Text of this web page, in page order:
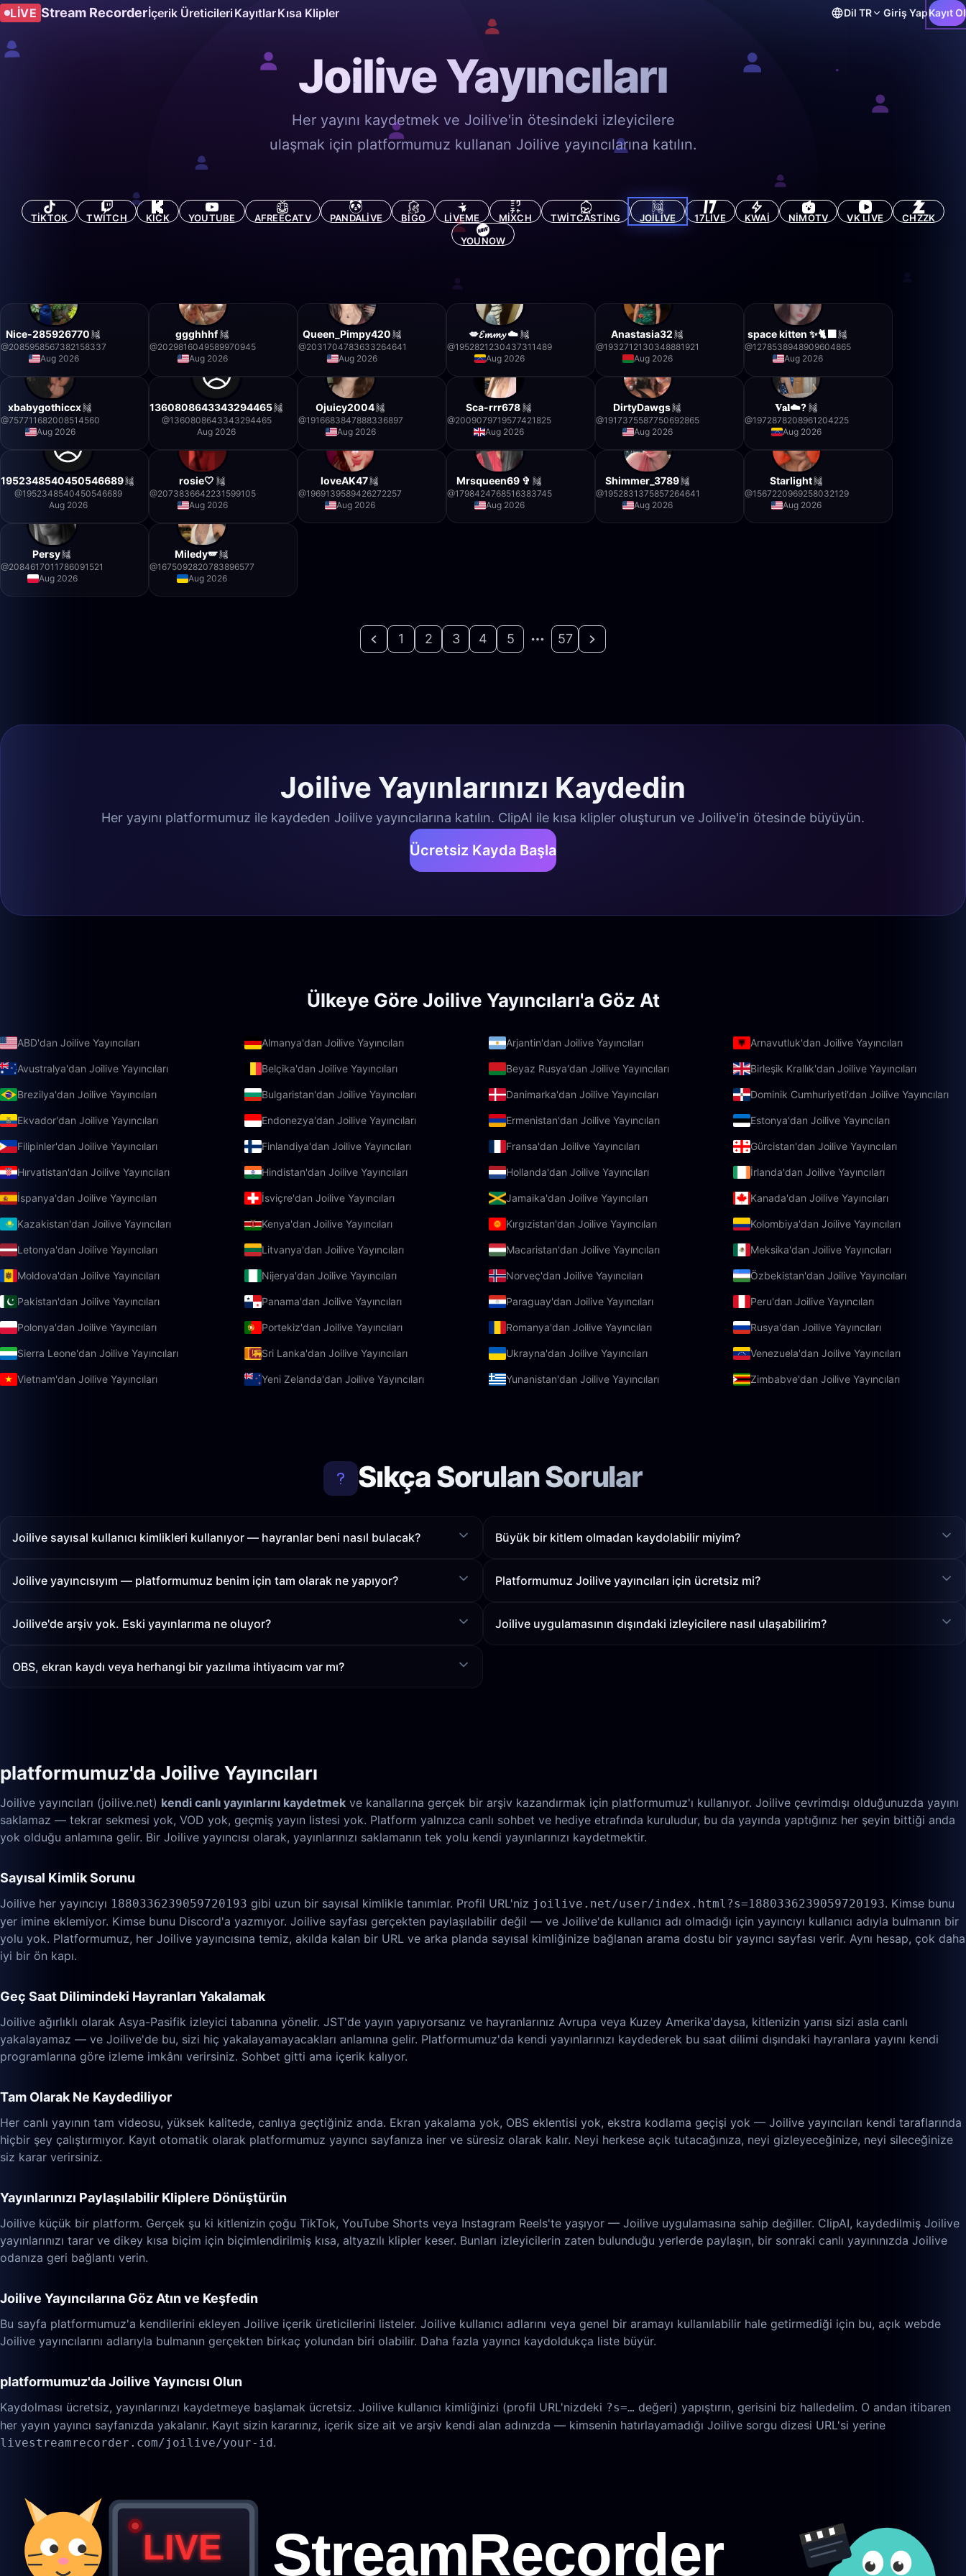
LIVE Stream Recorderİçerik Üreticileri KayıtlarKısa Klipler Dil TR Giriş YapKayıt Ol
Joilive Yayıncıları
Her yayını kaydetmek ve Joilive'in ötesindeki izleyicilere
ulaşmak için platformumuz kullanan Joilive yayıncılarına katılın.
TIKTOK TWITCH KICK YOUTUBE AFREECATV PANDALIVE BIGO LIVEME MIXCH TWITCASTING JOILIVE 17LIVE KWAI NIMOTV VK LIVE
CHZZK
YOUNOW
Nice-285926770
@2085958567382158337
Aug 2026
ggghhhf
@2029816049589970945
Aug 2026
Queen_Pimpy420
@2031704783633264641
Aug 2026
💋𝓔𝓶𝓶𝔂 ☁️
@1952821230437311489
Aug 2026
Anastasia32
@1932712130348881921
Aug 2026
space kitten ✨🐈‍⬛
@1278538948909604865
Aug 2026
xbabygothiccx
@757711682008514560
Aug 2026
1360808643343294465
@1360808643343294465
Aug 2026
Ojuicy2004
@1916683847888336897
Aug 2026
Sca-rrr678
@2009079719577421825
Aug 2026
DirtyDawgs
@1917375587750692865
Aug 2026
𝐕𝐚𝐥☁️?
@1972878208961204225
Aug 2026
1952348540450546689
@1952348540450546689
Aug 2026
rosie🤍
@2073836642231599105
Aug 2026
loveAK47
@1969139589426272257
Aug 2026
Mrsqueen69 ✞
@1798424768516383745
Aug 2026
Shimmer_3789
@1952831375857264641
Aug 2026
Starlight
@1567220969258032129
Aug 2026
Persy
@2084617011786091521
Aug 2026
Miledy🪽
@1675092820783896577
Aug 2026
1 2 3 4 5 57
Joilive Yayınlarınızı Kaydedin
Her yayını platformumuz ile kaydeden Joilive yayıncılarına katılın. ClipAI ile kısa klipler oluşturun ve Joilive'in ötesinde büyüyün.
Ücretsiz Kayda Başla
Ülkeye Göre Joilive Yayıncıları'a Göz At
ABD'dan Joilive Yayıncıları Almanya'dan Joilive Yayıncıları Arjantin'dan Joilive Yayıncıları Arnavutluk'dan Joilive Yayıncıları
Avustralya'dan Joilive Yayıncıları Belçika'dan Joilive Yayıncıları Beyaz Rusya'dan Joilive Yayıncıları Birleşik Krallık'dan Joilive Yayıncıları
Brezilya'dan Joilive Yayıncıları Bulgaristan'dan Joilive Yayıncıları Danimarka'dan Joilive Yayıncıları Dominik Cumhuriyeti'dan Joilive Yayıncıları
Ekvador'dan Joilive Yayıncıları Endonezya'dan Joilive Yayıncıları Ermenistan'dan Joilive Yayıncıları Estonya'dan Joilive Yayıncıları
Filipinler'dan Joilive Yayıncıları Finlandiya'dan Joilive Yayıncıları Fransa'dan Joilive Yayıncıları Gürcistan'dan Joilive Yayıncıları
Hırvatistan'dan Joilive Yayıncıları Hindistan'dan Joilive Yayıncıları Hollanda'dan Joilive Yayıncıları İrlanda'dan Joilive Yayıncıları
İspanya'dan Joilive Yayıncıları İsviçre'dan Joilive Yayıncıları Jamaika'dan Joilive Yayıncıları Kanada'dan Joilive Yayıncıları
Kazakistan'dan Joilive Yayıncıları Kenya'dan Joilive Yayıncıları Kırgızistan'dan Joilive Yayıncıları Kolombiya'dan Joilive Yayıncıları
Letonya'dan Joilive Yayıncıları Litvanya'dan Joilive Yayıncıları Macaristan'dan Joilive Yayıncıları Meksika'dan Joilive Yayıncıları
Moldova'dan Joilive Yayıncıları Nijerya'dan Joilive Yayıncıları Norveç'dan Joilive Yayıncıları Özbekistan'dan Joilive Yayıncıları
Pakistan'dan Joilive Yayıncıları Panama'dan Joilive Yayıncıları Paraguay'dan Joilive Yayıncıları Peru'dan Joilive Yayıncıları
Polonya'dan Joilive Yayıncıları Portekiz'dan Joilive Yayıncıları Romanya'dan Joilive Yayıncıları Rusya'dan Joilive Yayıncıları
Sierra Leone'dan Joilive Yayıncıları Sri Lanka'dan Joilive Yayıncıları Ukrayna'dan Joilive Yayıncıları Venezuela'dan Joilive Yayıncıları
Vietnam'dan Joilive Yayıncıları Yeni Zelanda'dan Joilive Yayıncıları Yunanistan'dan Joilive Yayıncıları Zimbabve'dan Joilive Yayıncıları
Sıkça Sorulan Sorular
Joilive sayısal kullanıcı kimlikleri kullanıyor — hayranlar beni nasıl bulacak?
Joilive yayıncısıyım — platformumuz benim için tam olarak ne yapıyor?
Joilive'de arşiv yok. Eski yayınlarıma ne oluyor?
OBS, ekran kaydı veya herhangi bir yazılıma ihtiyacım var mı?
Büyük bir kitlem olmadan kaydolabilir miyim?
Platformumuz Joilive yayıncıları için ücretsiz mi?
Joilive uygulamasının dışındaki izleyicilere nasıl ulaşabilirim?
platformumuz'da Joilive Yayıncıları
Joilive yayıncıları (joilive.net) kendi canlı yayınlarını kaydetmek ve kanallarına gerçek bir arşiv kazandırmak için platformumuz'ı kullanıyor. Joilive çevrimdışı olduğunuzda yayını
saklamaz — tekrar sekmesi yok, VOD yok, geçmiş yayın listesi yok. Platform yalnızca canlı sohbet ve hediye etrafında kuruludur, bu da yayında yaptığınız her şeyin bittiği anda
yok olduğu anlamına gelir. Bir Joilive yayıncısı olarak, yayınlarınızı saklamanın tek yolu kendi yayınlarınızı kaydetmektir.
Sayısal Kimlik Sorunu
Joilive her yayıncıyı 1880336239059720193 gibi uzun bir sayısal kimlikle tanımlar. Profil URL'niz joilive.net/user/index.html?s=1880336239059720193. Kimse bunu
yer imine eklemiyor. Kimse bunu Discord'a yazmıyor. Joilive sayfası gerçekten paylaşılabilir değil — ve Joilive'de kullanıcı adı olmadığı için yayıncıyı kullanıcı adıyla bulmanın bir
yolu yok. Platformumuz, her Joilive yayıncısına temiz, akılda kalan bir URL ve arka planda sayısal kimliğinize bağlanan arama dostu bir yayıncı sayfası verir. Aynı hesap, çok daha
iyi bir ön kapı.
Geç Saat Dilimindeki Hayranları Yakalamak
Joilive ağırlıklı olarak Asya-Pasifik izleyici tabanına yönelir. JST'de yayın yapıyorsanız ve hayranlarınız Avrupa veya Kuzey Amerika'daysa, kitlenizin yarısı sizi asla canlı
yakalayamaz — ve Joilive'de bu, sizi hiç yakalayamayacakları anlamına gelir. Platformumuz'da kendi yayınlarınızı kaydederek bu saat dilimi dışındaki hayranlara yayını kendi
programlarına göre izleme imkânı verirsiniz. Sohbet gitti ama içerik kalıyor.
Tam Olarak Ne Kaydediliyor
Her canlı yayının tam videosu, yüksek kalitede, canlıya geçtiğiniz anda. Ekran yakalama yok, OBS eklentisi yok, ekstra kodlama geçişi yok — Joilive yayıncıları kendi taraflarında
hiçbir şey çalıştırmıyor. Kayıt otomatik olarak platformumuz yayıncı sayfanıza iner ve süresiz olarak kalır. Neyi herkese açık tutacağınıza, neyi gizleyeceğinize, neyi sileceğinize
siz karar verirsiniz.
Yayınlarınızı Paylaşılabilir Kliplere Dönüştürün
Joilive küçük bir platform. Gerçek şu ki kitlenizin çoğu TikTok, YouTube Shorts veya Instagram Reels'te yaşıyor — Joilive uygulamasına sahip değiller. ClipAI, kaydedilmiş Joilive
yayınlarınızı tarar ve dikey kısa biçim için biçimlendirilmiş kısa, altyazılı klipler keser. Bunları izleyicilerin zaten bulunduğu yerlerde paylaşın, bir sonraki canlı yayınınızda Joilive
odanıza geri bağlantı verin.
Joilive Yayıncılarına Göz Atın ve Keşfedin
Bu sayfa platformumuz'a kendilerini ekleyen Joilive içerik üreticilerini listeler. Joilive kullanıcı adlarını veya genel bir aramayı kullanılabilir hale getirmediği için bu, açık webde
Joilive yayıncılarını adlarıyla bulmanın gerçekten birkaç yolundan biri olabilir. Daha fazla yayıncı kaydoldukça liste büyür.
platformumuz'da Joilive Yayıncısı Olun
Kaydolması ücretsiz, yayınlarınızı kaydetmeye başlamak ücretsiz. Joilive kullanıcı kimliğinizi (profil URL'nizdeki ?s=… değeri) yapıştırın, gerisini biz halledelim. O andan itibaren
her yayın yayıncı sayfanızda yakalanır. Kayıt sizin kararınız, içerik size ait ve arşiv kendi alan adınızda — kimsenin hatırlayamadığı Joilive sorgu dizesi URL'si yerine
livestreamrecorder.com/joilive/your-id .